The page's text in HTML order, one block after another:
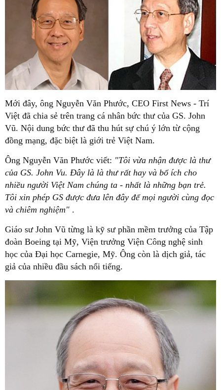
Mới đây, ông Nguyễn Văn Phước, CEO First News - Trí
Việt đã chia sẻ trên trang cá nhân bức thư của GS. John
Vũ. Nội dung bức thư đã thu hút sự chú ý lớn từ cộng
đồng mạng, đặc biệt là giới trẻ Việt Nam.
Ông Nguyễn Văn Phước viết: "Tôi vừa nhận được là thư
của GS. John Vu. Đây là là thư rất hay và bổ ích cho
nhiều người Việt Nam chúng ta - nhất là những bạn trẻ.
Tôi xin phép GS được đưa lên đây để mọi người cùng đọc
và chiêm nghiệm" .
Giáo sư John Vũ từng là kỹ sư phần mềm trưởng của Tập
đoàn Boeing tại Mỹ, Viện trưởng Viện Công nghệ sinh
học của Đại học Carnegie, Mỹ. Ông còn là dịch giả, tác
giả của nhiều đầu sách nổi tiếng.